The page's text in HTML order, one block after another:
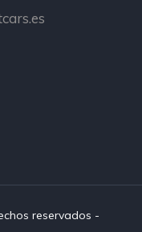
reservados -